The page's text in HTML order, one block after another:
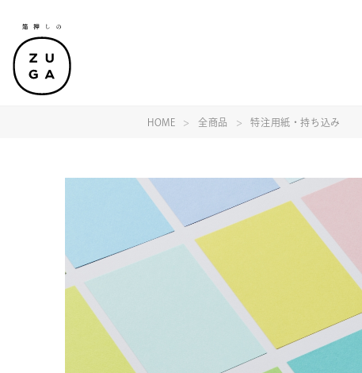
HOME 全商品 特注用紙・持ち込み